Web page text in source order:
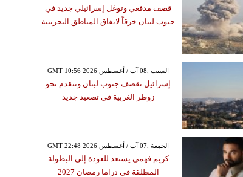
قصف مدفعي وتوغل إسرائيلي جديد في
جنوب لبنان خرقاً لاتفاق المناطق التجريبية
GMT 10:56 2026 السبت ,08 آب / أغسطس
إسرائيل تقصف جنوب لبنان وتتقدم نحو
زوطر الغربية في تصعيد جديد
GMT 22:48 2026 الجمعة ,07 آب / أغسطس
كريم فهمي يستعد للعودة إلى البطولة
المطلقة في دراما رمضان 2027